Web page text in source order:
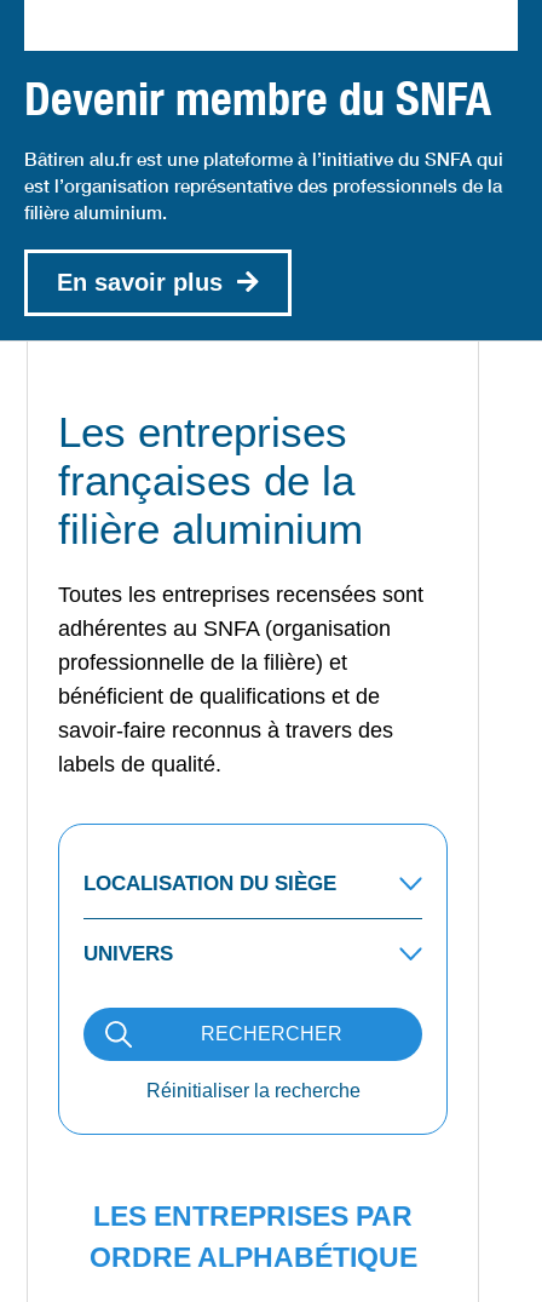
Devenir membre du SNFA
Bâtiren alu.fr est une plateforme à l’initiative du SNFA qui
est l’organisation représentative des professionnels de la
filière aluminium.
En savoir plus
Les entreprises
françaises de la
filière aluminium
Toutes les entreprises recensées sont
adhérentes au SNFA (organisation
professionnelle de la filière) et
bénéficient de qualifications et de
savoir-faire reconnus à travers des
labels de qualité.
RECHERCHER
Réinitialiser la recherche
LES ENTREPRISES PAR
ORDRE ALPHABÉTIQUE